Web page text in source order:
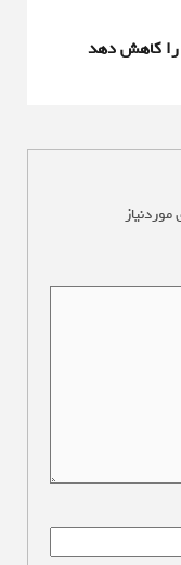
را کاهش دهد